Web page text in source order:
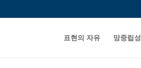
표현의 자유 망중립성